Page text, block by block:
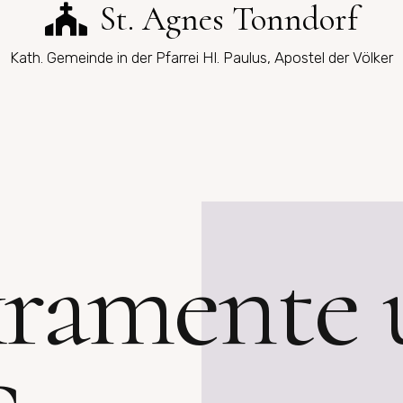
St. Agnes Tonndorf
Kath. Gemeinde in der Pfarrei Hl. Paulus, Apostel der Völker